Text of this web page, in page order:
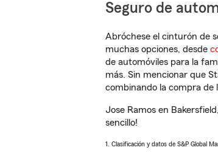
Seguro de
Abróchese el cinturón de
muchas opciones, desde
de automóviles para la
más. Sin mencionar que
combinando la compra de
Jose Ramos en
sencillo!
1. Clasificación y datos de S&P Global